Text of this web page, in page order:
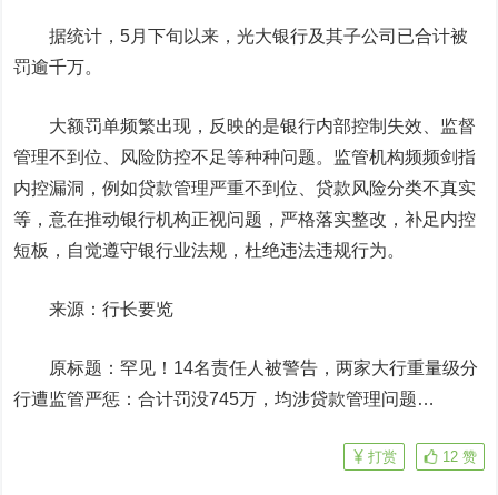
据统计，5月下旬以来，光大银行及其子公司已合计被
罚逾千万。
大额罚单频繁出现，反映的是银行内部控制失效、监督
管理不到位、风险防控不足等种种问题。监管机构频频剑指
内控漏洞，例如贷款管理严重不到位、贷款风险分类不真实
等，意在推动银行机构正视问题，严格落实整改，补足内控
短板，自觉遵守银行业法规，杜绝违法违规行为。
来源：行长要览
原标题：罕见！14名责任人被警告，两家大行重量级分
行遭监管严惩：合计罚没745万，均涉贷款管理问题…
12 赞
打赏